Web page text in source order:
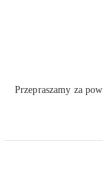
Przepraszamy za